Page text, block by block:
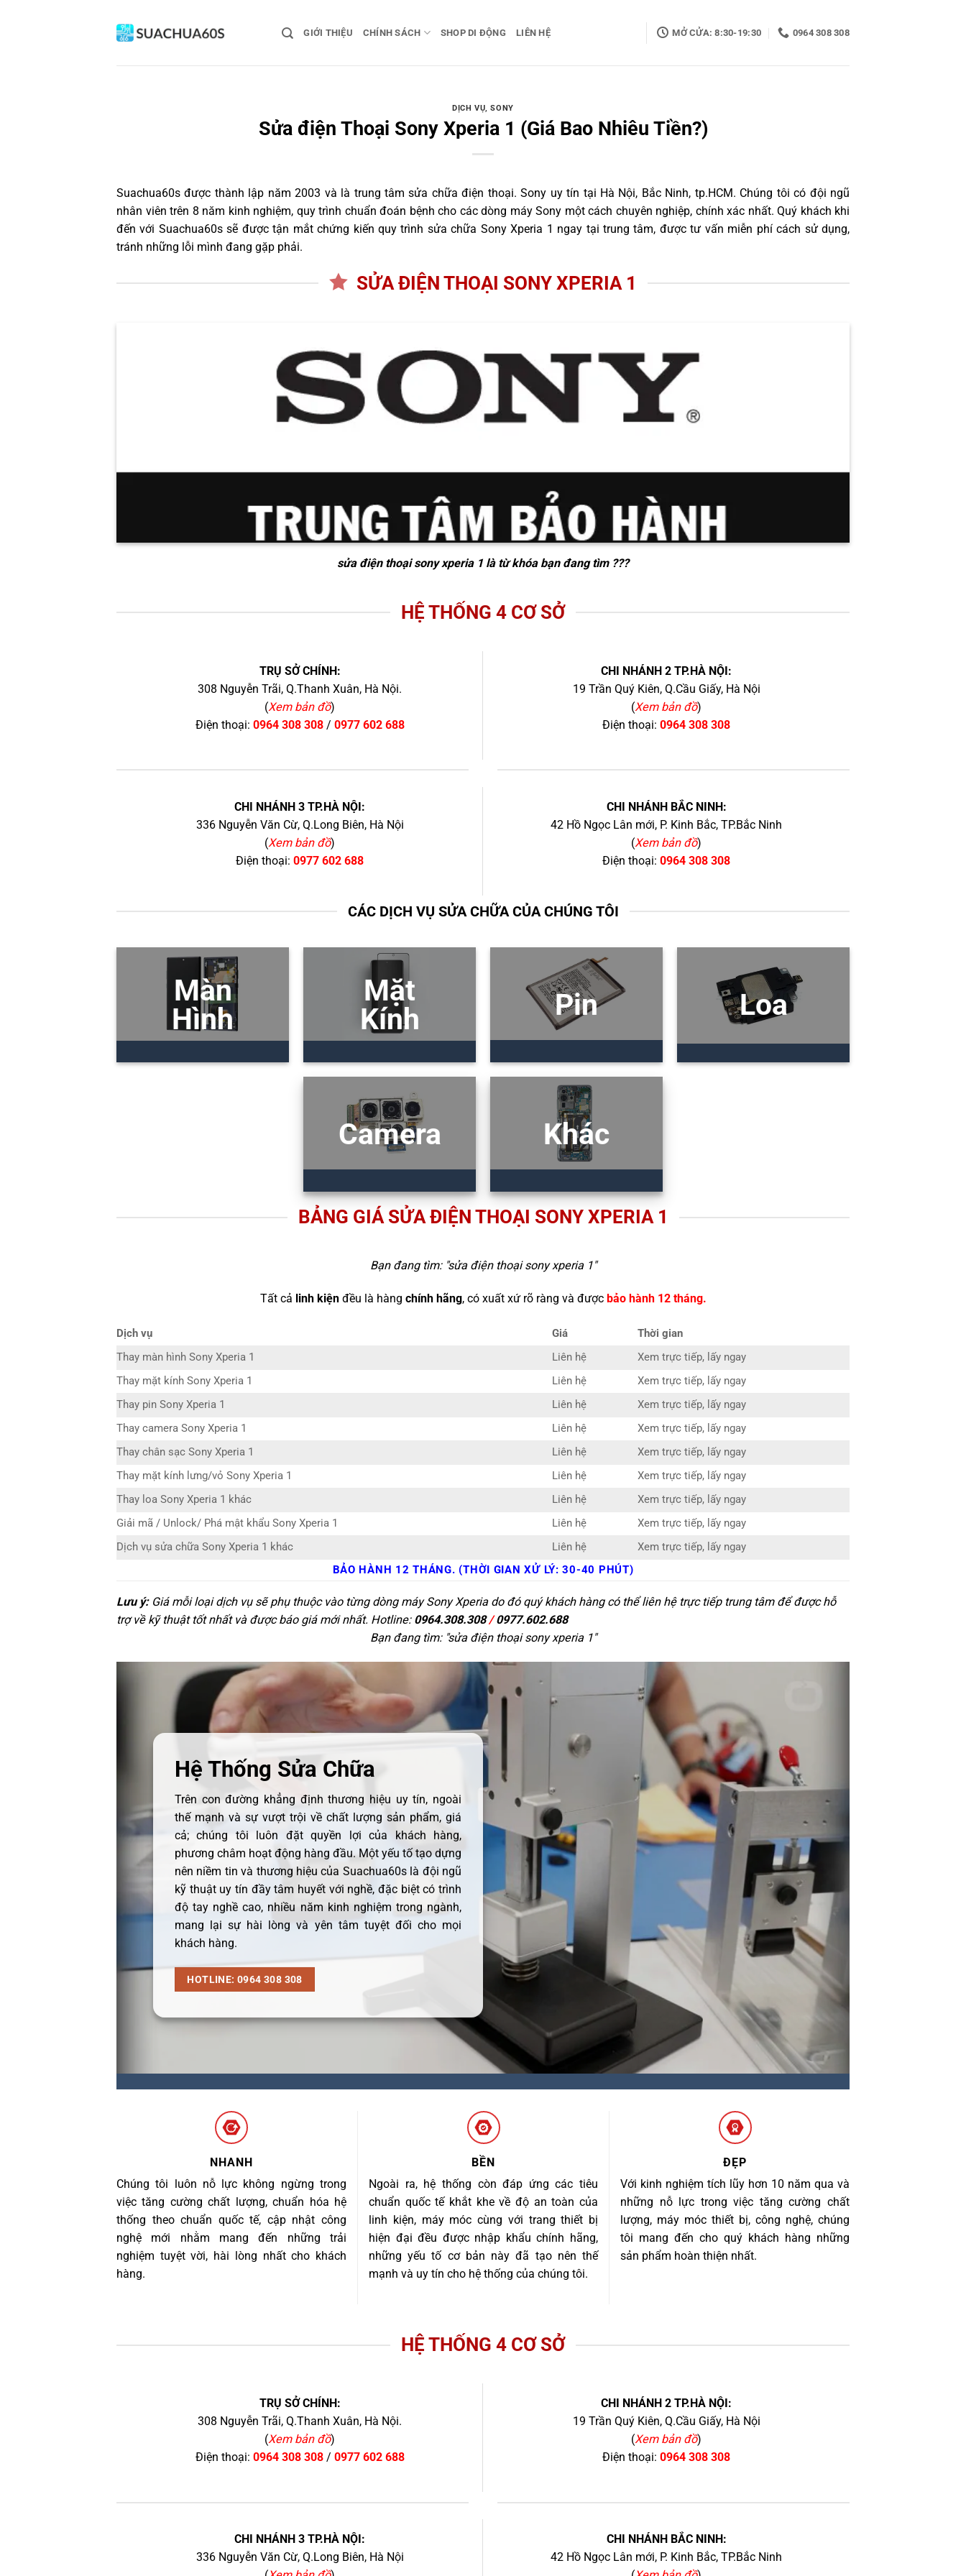
GIỚI THIỆU CHÍNH SÁCH SHOP DI ĐỘNG LIÊN HỆ MỞ CỬA: 8:30-19:30 0964 308 308
DỊCH VỤ,SONY
Sửa điện Thoại Sony Xperia 1 (Giá Bao Nhiêu Tiền?)
Suachua60s được thành lập năm 2003 và là trung tâm sửa chữa điện thoại. Sony uy tín tại Hà Nội, Bắc Ninh, tp.HCM. Chúng tôi có đội ngũ
nhân viên trên 8 năm kinh nghiệm, quy trình chuẩn đoán bệnh cho các dòng máy Sony một cách chuyên nghiệp, chính xác nhất. Quý khách khi
đến với Suachua60s sẽ được tận mắt chứng kiến quy trình sửa chữa Sony Xperia 1 ngay tại trung tâm, được tư vấn miễn phí cách sử dụng,
tránh những lỗi mình đang gặp phải.
SỬA ĐIỆN THOẠI SONY XPERIA 1
sửa điện thoại sony xperia 1 là từ khóa bạn đang tìm ???
HỆ THỐNG 4 CƠ SỞ
TRỤ SỞ CHÍNH:
308 Nguyễn Trãi, Q.Thanh Xuân, Hà Nội.
(Xem bản đồ)
Điện thoại: 0964 308 308/ 0977 602 688
CHI NHÁNH 2 TP.HÀ NỘI:
19 Trần Quý Kiên, Q.Cầu Giấy, Hà Nội
(Xem bản đồ)
Điện thoại: 0964 308 308
CHI NHÁNH 3 TP.HÀ NỘI:
336 Nguyễn Văn Cừ, Q.Long Biên, Hà Nội
(Xem bản đồ)
Điện thoại: 0977 602 688
CHI NHÁNH BẮC NINH:
42 Hồ Ngọc Lân mới, P. Kinh Bắc, TP.Bắc Ninh
(Xem bản đồ)
Điện thoại: 0964 308 308
CÁC DỊCH VỤ SỬA CHỮA CỦA CHÚNG TÔI
Màn
Hình
Mặt
Kính
Pin Loa
Camera Khác
BẢNG GIÁ SỬA ĐIỆN THOẠI SONY XPERIA 1
Bạn đang tìm: "sửa điện thoại sony xperia 1"
Tất cả linh kiệnđều là hàng chính hãng, có xuất xứ rõ ràng và được bảo hành 12 tháng.
Dịch vụ Giá
Thời gian
Thay màn hình Sony Xperia 1
Liên hệ
Xem trực tiếp, lấy ngay
Thay mặt kính Sony Xperia 1
Liên hệ
Xem trực tiếp, lấy ngay
Thay pin Sony Xperia 1
Liên hệ
Xem trực tiếp, lấy ngay
Thay camera Sony Xperia 1
Liên hệ
Xem trực tiếp, lấy ngay
Thay chân sạc Sony Xperia 1
Liên hệ
Xem trực tiếp, lấy ngay
Thay mặt kính lưng/vỏ Sony Xperia 1
Liên hệ
Xem trực tiếp, lấy ngay
Thay loa Sony Xperia 1 khác
Liên hệ
Xem trực tiếp, lấy ngay
Giải mã / Unlock/ Phá mật khẩu Sony Xperia 1
Liên hệ
Xem trực tiếp, lấy ngay
Dịch vụ sửa chữa Sony Xperia 1 khác
Liên hệ
Xem trực tiếp, lấy ngay
BẢO HÀNH 12 THÁNG. (THỜI GIAN XỬ LÝ: 30-40 PHÚT)
Lưu ý:Giá mỗi loại dịch vụ sẽ phụ thuộc vào từng dòng máy Sony Xperia do đó quý khách hàng có thể liên hệ trực tiếp trung tâm để được hỗ
trợ về kỹ thuật tốt nhất và được báo giá mới nhất. Hotline: 0964.308.308/0977.602.688
Bạn đang tìm: "sửa điện thoại sony xperia 1"
Hệ Thống Sửa Chữa
Trên con đường khẳng định thương hiệu uy tín, ngoài
thế mạnh và sự vượt trội về chất lượng sản phẩm, giá
cả; chúng tôi luôn đặt quyền lợi của khách hàng,
phương châm hoạt động hàng đầu. Một yếu tố tạo dựng
nên niềm tin và thương hiệu của Suachua60s là đội ngũ
kỹ thuật uy tín đầy tâm huyết với nghề, đặc biệt có trình
độ tay nghề cao, nhiều năm kinh nghiệm trong ngành,
mang lại sự hài lòng và yên tâm tuyệt đối cho mọi
khách hàng.
HOTLINE: 0964 308 308
NHANH
Chúng tôi luôn nỗ lực không ngừng trong
việc tăng cường chất lượng, chuẩn hóa hệ
thống theo chuẩn quốc tế, cập nhật công
nghệ mới nhằm mang đến những trải
nghiệm tuyệt vời, hài lòng nhất cho khách
hàng.
BỀN
Ngoài ra, hệ thống còn đáp ứng các tiêu
chuẩn quốc tế khắt khe về độ an toàn của
linh kiện, máy móc cùng với trang thiết bị
hiện đại đều được nhập khẩu chính hãng,
những yếu tố cơ bản này đã tạo nên thế
mạnh và uy tín cho hệ thống của chúng tôi.
ĐẸP
Với kinh nghiệm tích lũy hơn 10 năm qua và
những nỗ lực trong việc tăng cường chất
lượng, máy móc thiết bị, công nghệ, chúng
tôi mang đến cho quý khách hàng những
sản phẩm hoàn thiện nhất.
HỆ THỐNG 4 CƠ SỞ
TRỤ SỞ CHÍNH:
308 Nguyễn Trãi, Q.Thanh Xuân, Hà Nội.
(Xem bản đồ)
Điện thoại: 0964 308 308/ 0977 602 688
CHI NHÁNH 2 TP.HÀ NỘI:
19 Trần Quý Kiên, Q.Cầu Giấy, Hà Nội
(Xem bản đồ)
Điện thoại: 0964 308 308
CHI NHÁNH 3 TP.HÀ NỘI:
336 Nguyễn Văn Cừ, Q.Long Biên, Hà Nội
CHI NHÁNH BẮC NINH:
42 Hồ Ngọc Lân mới, P. Kinh Bắc, TP.Bắc Ninh